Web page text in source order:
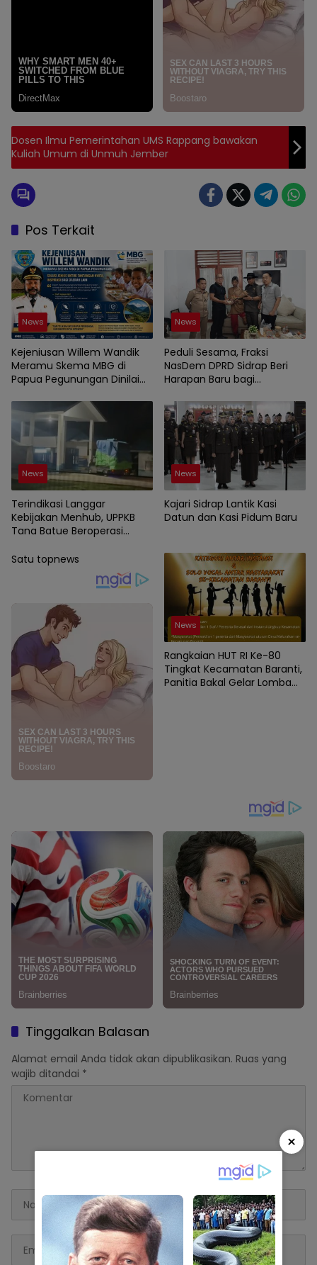
Dosen Ilmu Pemerintahan UMS Rappang bawakan
Kuliah Umum di Unmuh Jember
Pos Terkait
News
Kejeniusan Willem Wandik
Meramu Skema MBG di
Papua Pegunungan Dinilai
News
Peduli Sesama, Fraksi
NasDem DPRD Sidrap Beri
Harapan Baru bagi
News
Terindikasi Langgar
Kebijakan Menhub, UPPKB
Tana Batue Beroperasi
Angkutan Lebaran
News
Kajari Sidrap Lantik Kasi
Datun dan Kasi Pidum Baru
Satu topnews
News
Rangkaian HUT RI Ke-80
Tingkat Kecamatan Baranti,
Panitia Bakal Gelar Lomba
Tinggalkan Balasan
Alamat email Anda tidak akan dipublikasikan. Ruas yang
wajib ditandai *
×